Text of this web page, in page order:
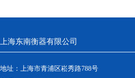
上海东南衡器有限公司
地址：上海市青浦区崧秀路788号